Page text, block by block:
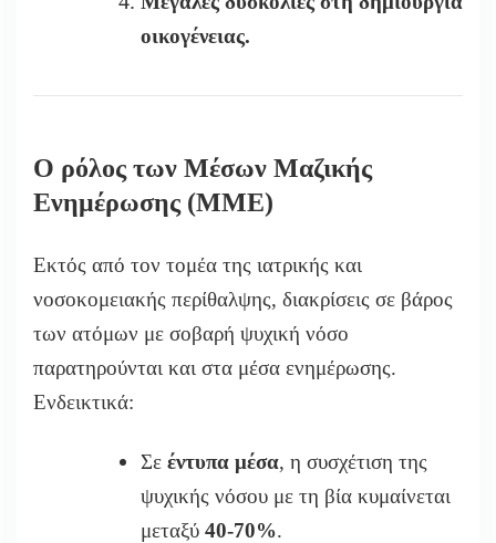
οικογένειας.
Ο ρόλος των Μέσων Μαζικής
Ενημέρωσης (ΜΜΕ)
Εκτός από τον τομέα της ιατρικής και
νοσοκομειακής περίθαλψης, διακρίσεις σε βάρος
των ατόμων με σοβαρή ψυχική νόσο
παρατηρούνται και στα μέσα ενημέρωσης.
Ενδεικτικά:
Σε έντυπα μέσα, η συσχέτιση της
ψυχικής νόσου με τη βία κυμαίνεται
μεταξύ 40-70%.